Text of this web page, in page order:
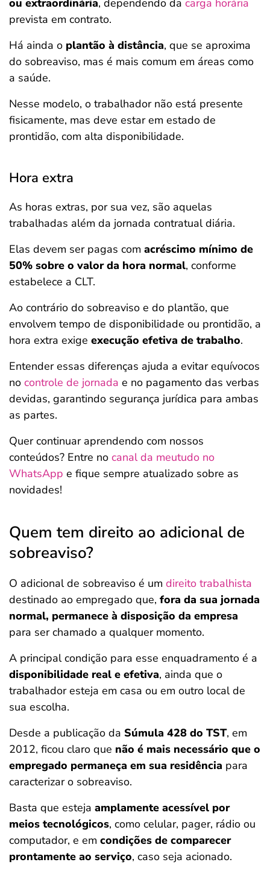
ou extraordinária, dependendo da carga horária
prevista em contrato.
Há ainda o plantão à distância, que se aproxima
do sobreaviso, mas é mais comum em áreas como
a saúde.
Nesse modelo, o trabalhador não está presente
fisicamente, mas deve estar em estado de
prontidão, com alta disponibilidade.
Hora extra
As horas extras, por sua vez, são aquelas
trabalhadas além da jornada contratual diária.
Elas devem ser pagas com acréscimo mínimo de
50% sobre o valor da hora normal, conforme
estabelece a CLT.
Ao contrário do sobreaviso e do plantão, que
envolvem tempo de disponibilidade ou prontidão, a
hora extra exige execução efetiva de trabalho.
Entender essas diferenças ajuda a evitar equívocos
no controle de jornada e no pagamento das verbas
devidas, garantindo segurança jurídica para ambas
as partes.
Quer continuar aprendendo com nossos
conteúdos? Entre no canal da meutudo no
WhatsApp e fique sempre atualizado sobre as
novidades!
Quem tem direito ao adicional de
sobreaviso?
O adicional de sobreaviso é um direito trabalhista
destinado ao empregado que, fora da sua jornada
normal, permanece à disposição da empresa
para ser chamado a qualquer momento.
A principal condição para esse enquadramento é a
disponibilidade real e efetiva, ainda que o
trabalhador esteja em casa ou em outro local de
sua escolha.
Desde a publicação da Súmula 428 do TST, em
2012, ficou claro que não é mais necessário que o
empregado permaneça em sua residência para
caracterizar o sobreaviso.
Basta que esteja amplamente acessível por
meios tecnológicos, como celular, pager, rádio ou
computador, e em condições de comparecer
prontamente ao serviço, caso seja acionado.